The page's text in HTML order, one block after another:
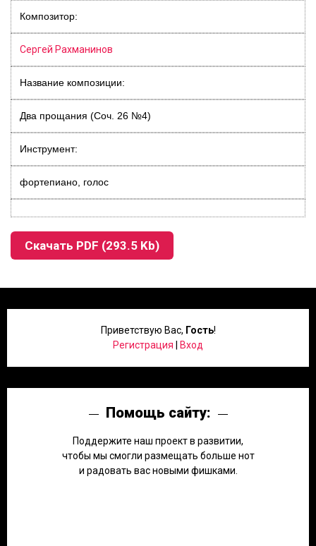
Композитор:
Сергей Рахманинов
Название композиции:
Два прощания (Соч. 26 №4)
Инструмент:
фортепиано, голос
Скачать PDF (293.5 Kb)
Приветствую Вас, Гость!
Регистрация
Вход
Помощь сайту:
Поддержите наш проект в развитии,
чтобы мы смогли размещать больше нот
и радовать вас новыми фишками.